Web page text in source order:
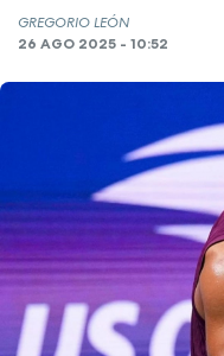
GREGORIO LEÓN
26 AGO 2025 - 10:52